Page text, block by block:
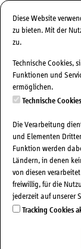
Diese Website
zu bieten. Mit der
zu.
Technische Cookies,
Funktionen und
ermöglichen.
Technische
Die Verarbeitung
und Elementen
Funktion werden
Ländern, in denen
von diesen
freiwillig, für die
jederzeit auf unserer
Tracking Cookies